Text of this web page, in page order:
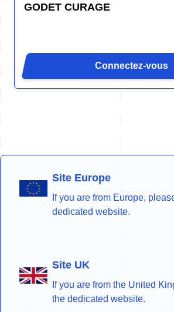
GODET CURAGE
Connectez-vous
Site Europe
If you are from Europe,
dedicated website.
Site UK
If you are from the United
the dedicated website.